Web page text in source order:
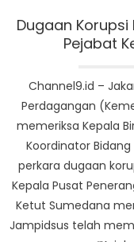
Dugaan Korupsi
Pejabat
Channel9.id –
Perdagangan
memeriksa Kepala
Koordinator
perkara dugaan
Kepala Pusat
Ketut Sumedana
Jampidsus telah